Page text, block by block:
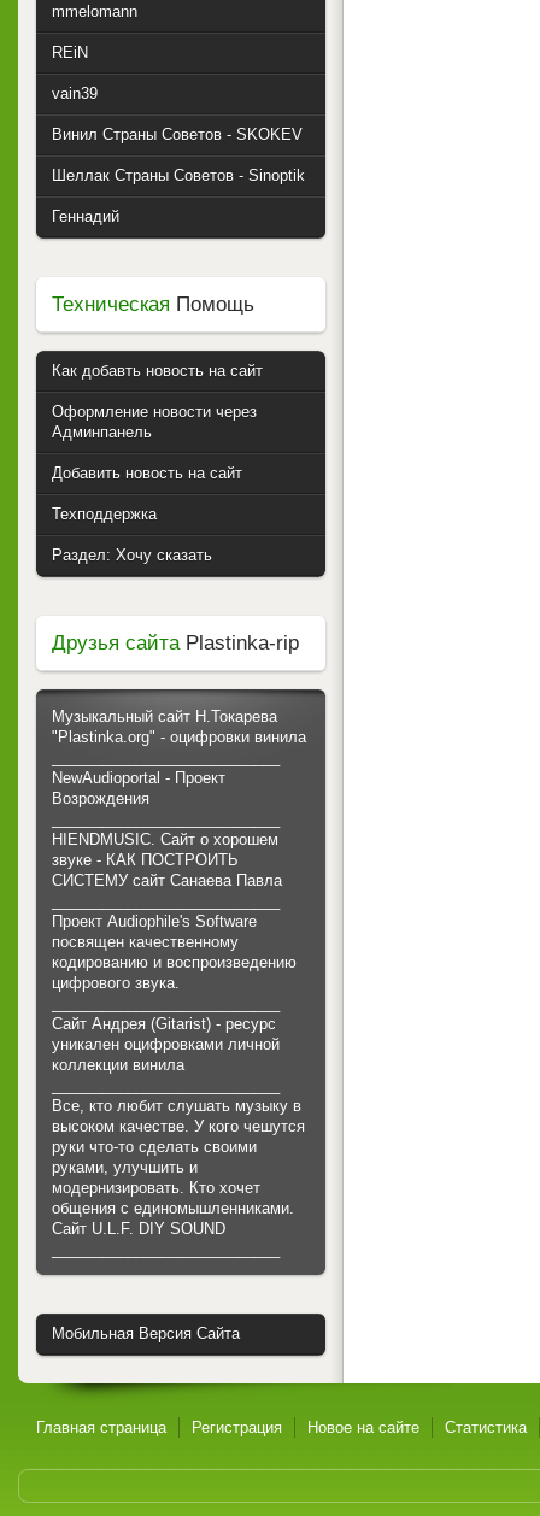
mmelomann
REiN
vain39
Винил Страны Советов - SKOKEV
Шеллак Страны Советов - Sinoptik
Геннадий
Техническая Помощь
Как добавть новость на сайт
Оформление новости через
Админпанель
Добавить новость на сайт
Техподдержка
Раздел: Хочу сказать
Друзья сайтаPlastinka-rip
Музыкальный сайт Н.Токарева
"Plastinka.org" - оцифровки винила
NewAudioportal - Проект
Возрождения
HIENDMUSIC. Сайт о хорошем
звуке - КАК ПОСТРОИТЬ
СИСТЕМУ сайт Санаева Павла
Проект Audiophile's Software
посвящен качественному
кодированию и воспроизведению
цифрового звука.
Сайт Андрея (Gitarist) - ресурс
уникален оцифровками личной
коллекции винила
Все, кто любит слушать музыку в
высоком качестве. У кого чешутся
руки что-то сделать своими
руками, улучшить и
модернизировать. Кто хочет
общения с единомышленниками.
Cайт U.L.F. DIY SOUND
Мобильная Версия Сайта
Главная страница Регистрация Новое на сайте Статистика